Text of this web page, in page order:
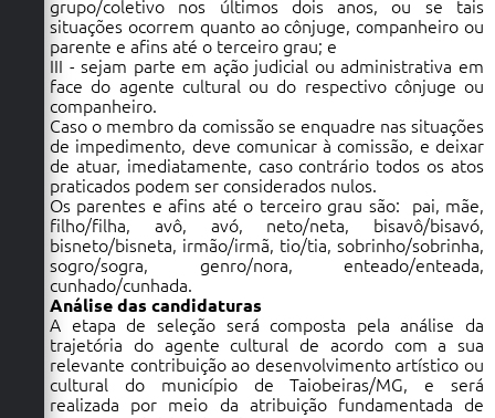
grupo/coletivo nos últimos dois anos, ou se tais
situações ocorrem quanto ao cônjuge, companheiro ou
parente e afins até o terceiro grau; e
III - sejam parte em ação judicial ou administrativa em
face do agente cultural ou do respectivo cônjuge ou
companheiro.
Caso o membro da comissão se enquadre nas situações
de impedimento, deve comunicar à comissão, e deixar
de atuar, imediatamente, caso contrário todos os atos
praticados podem ser considerados nulos.
Os parentes e afins até o terceiro grau são: pai, mãe,
filho/filha, avô, avó, neto/neta, bisavô/bisavó,
bisneto/bisneta, irmão/irmã, tio/tia, sobrinho/sobrinha,
sogro/sogra, genro/nora, enteado/enteada,
cunhado/cunhada.
Análise das candidaturas
A etapa de seleção será composta pela análise da
trajetória do agente cultural de acordo com a sua
relevante contribuição ao desenvolvimento artístico ou
cultural do município de Taiobeiras/MG, e será
realizada por meio da atribuição fundamentada de